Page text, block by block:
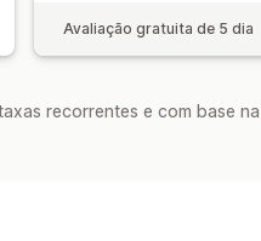
Avaliação gratuita de 5 dia
recorrentes e com base